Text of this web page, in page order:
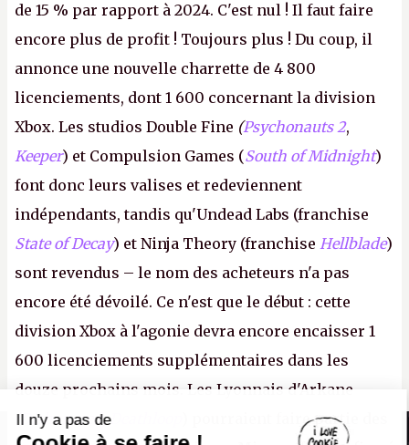
de 15 % par rapport à 2024. C'est nul ! Il faut faire
encore plus de profit ! Toujours plus ! Du coup, il
annonce une nouvelle charrette de 4 800
licenciements, dont 1 600 concernant la division
Xbox. Les studios Double Fine (Psychonauts 2,
Keeper) et Compulsion Games (South of Midnight)
font donc leurs valises et redeviennent
indépendants, tandis qu'Undead Labs (franchise
State of Decay) et Ninja Theory (franchise Hellblade)
sont revendus – le nom des acheteurs n'a pas
encore été dévoilé. Ce n'est que le début : cette
division Xbox à l'agonie devra encore encaisser 1
600 licenciements supplémentaires dans les
douze prochains mois. Les Lyonnais d'Arkane
(Dishonored, Deathloop
) pourraient faire partie des
Canard PC
Il n'y a pas de